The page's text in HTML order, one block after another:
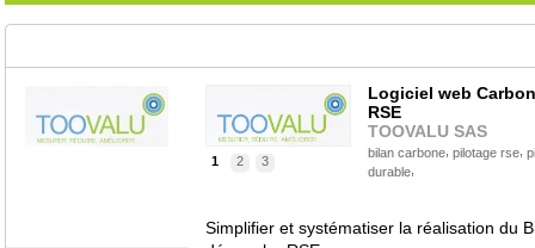
1 2 3
Logiciel web
RSE
TOOVALU SAS
bilan carbone, pilotage rse,
durable,
Simplifier et systématiser la réalisation du